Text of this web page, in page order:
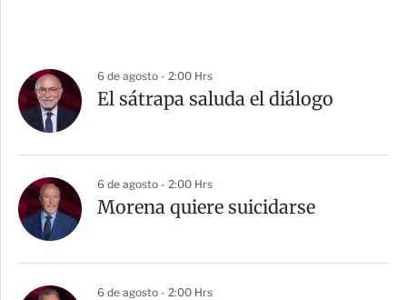
6 de agosto - 2:00 Hrs
El sátrapa saluda el diálogo
6 de agosto - 2:00 Hrs
Morena quiere suicidarse
6 de agosto - 2:00 Hrs